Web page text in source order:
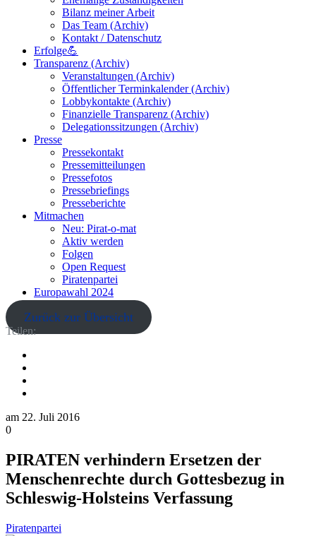
Bilanz meiner Arbeit
Das Team (Archiv)
Kontakt / Datenschutz
Erfolge💪
Transparenz (Archiv)
Veranstaltungen (Archiv)
Öffentlicher Terminkalender (Archiv)
Lobbykontakte (Archiv)
Finanzielle Transparenz (Archiv)
Delegationssitzungen (Archiv)
Presse
Pressekontakt
Pressemitteilungen
Pressefotos
Pressebriefings
Presseberichte
Mitmachen
Neu: Pirat-o-mat
Aktiv werden
Folgen
Open Request
Piratenpartei
Europawahl 2024
Zurück zur Übersicht
Teilen:
am 22. Juli 2016
0
PIRATEN verhindern Ersetzen der
Menschenrechte durch Gottesbezug in
Schleswig-Holsteins Verfassung
Piratenpartei